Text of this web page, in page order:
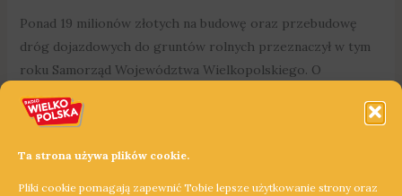
Ta strona używa plików cookie.
Pliki cookie pomagają zapewnić Tobie lepsze użytkowanie strony oraz
Ponad 19 milionów złotych na budowę oraz przebudowę
dróg dojazdowych do gruntów rolnych przeznaczył w tym
roku Samorząd Województwa Wielkopolskiego. O
szczegółach mówi wicemarszałek województwa
wielkopolskiego, Krzysztof Grabowski: Dodajmy, że dotację
i Margonin w powiecie chodzieskim. 147 tys. zł dotacji na
przebudowę lub budowę dróg do gruntów rolnych